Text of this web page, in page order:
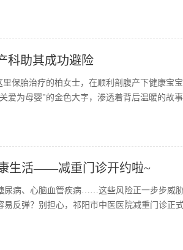
科助其成功避险
保胎治疗的柏女士，在顺利剖腹产下健康宝
为母婴"的金色大字，渗透着背后温暖的故事
康生活——减重门诊开约啦~
尿病、心脑血管疾病……这些风险正一步步威
反弹？别担心，祁阳市中医医院减重门诊正